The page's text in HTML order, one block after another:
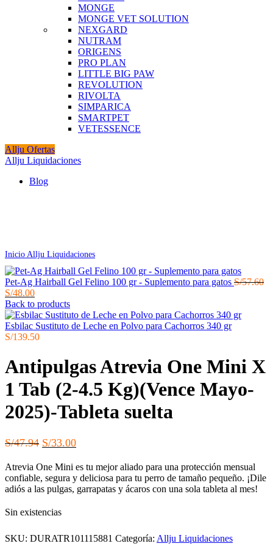
MONGE
MONGE VET SOLUTION
NEXGARD
NUTRAM
ORIGENS
PRO PLAN
LITTLE BIG PAW
REVOLUTION
RIVOLTA
SIMPARICA
SMARTPET
VETESSENCE
Allju Ofertas
Allju Liquidaciones
Blog
Agotado
Inicio Allju Liquidaciones
Pet-Ag Hairball Gel Felino 100 gr - Suplemento para gatos S/57.60El
S/48.00El
precio
actual
es:
S/48.00.
Back to products
Esbilac Sustituto de Leche en Polvo para Cachorros 340 gr
S/139.50
Antipulgas Atrevia One Mini X
1 Tab (2-4.5 Kg)(Vence Mayo-
2025)-Tableta suelta
S/47.94 El
original
era:
S/47.94.
S/33.00El
actual
es:
S/33.00.
Atrevia One Mini es tu mejor aliado para una protección mensual
confiable, segura y deliciosa para tu perro de tamaño pequeño. ¡Dile
adiós a las pulgas, garrapatas y ácaros con una sola tableta al mes!
Sin existencias
SKU: DURATR101115881 Categoría: Allju Liquidaciones